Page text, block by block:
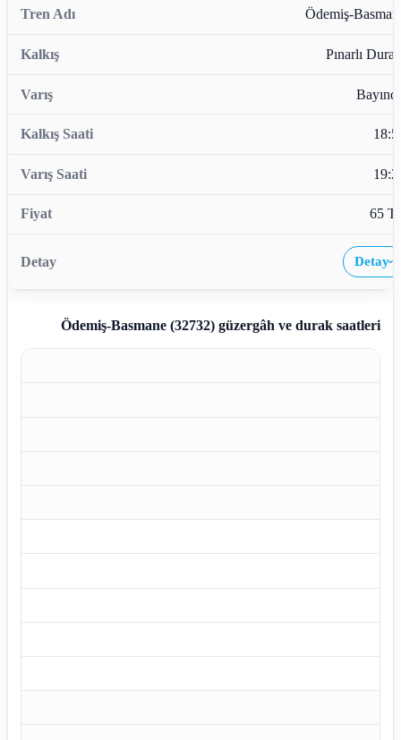
Ödemiş-
Pınarlı
65
Detay›
Ödemiş-Basmane (32732)güzergâh ve durak saatleri